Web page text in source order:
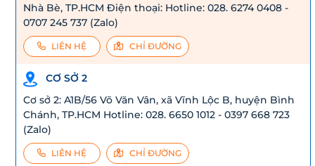
Nhà Bè, TP.HCM Điện thoại: Hotline: 028. 6274 0408 -
0707 245 737 (Zalo)
LIÊN HỆ CHỈ ĐƯỜNG
CƠ SỞ 2
Cơ sở 2: A1B/56 Võ Văn Vân, xã Vĩnh Lộc B, huyện Bình
Chánh, TP.HCM Hotline: 028. 6650 1012 - 0397 668 723
(Zalo)
LIÊN HỆ CHỈ ĐƯỜNG